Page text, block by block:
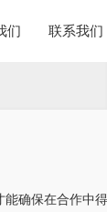
们 联系我们
能确保在合作中